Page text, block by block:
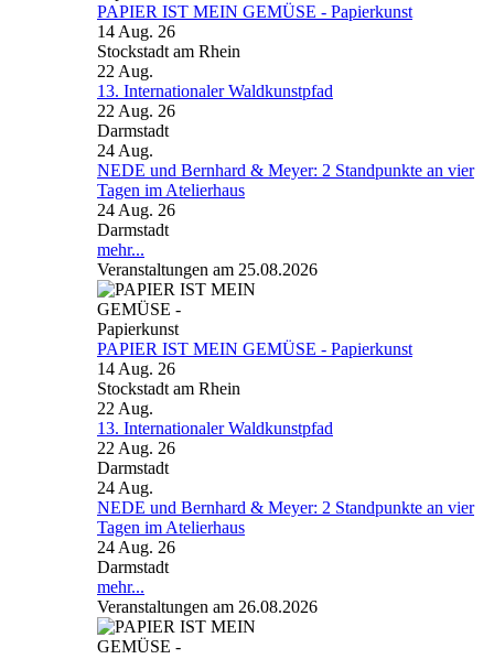
PAPIER IST MEIN GEMÜSE - Papierkunst
14 Aug. 26
Stockstadt am Rhein
22 Aug.
13. Internationaler Waldkunstpfad
22 Aug. 26
Darmstadt
24 Aug.
NEDE und Bernhard & Meyer: 2 Standpunkte an vier
Tagen im Atelierhaus
24 Aug. 26
Darmstadt
mehr...
Veranstaltungen am 25.08.2026
PAPIER IST MEIN GEMÜSE - Papierkunst
14 Aug. 26
Stockstadt am Rhein
22 Aug.
13. Internationaler Waldkunstpfad
22 Aug. 26
Darmstadt
24 Aug.
NEDE und Bernhard & Meyer: 2 Standpunkte an vier
Tagen im Atelierhaus
24 Aug. 26
Darmstadt
mehr...
Veranstaltungen am 26.08.2026